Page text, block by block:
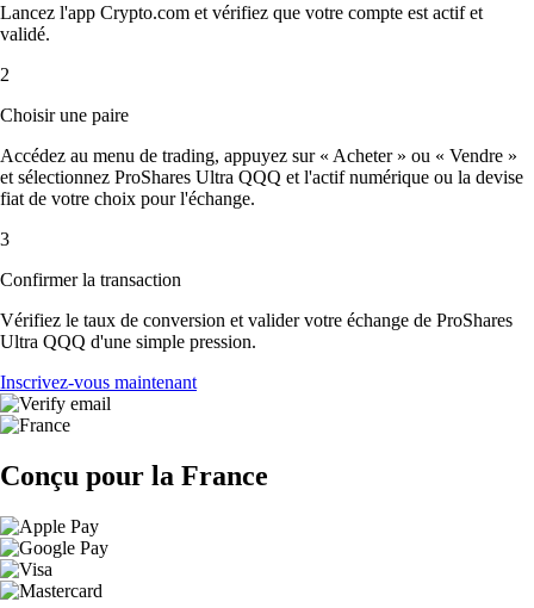
Lancez l'app Crypto.com et vérifiez que votre compte est actif et
validé.
2
Choisir une paire
Accédez au menu de trading, appuyez sur « Acheter » ou « Vendre »
et sélectionnez ProShares Ultra QQQ et l'actif numérique ou la devise
fiat de votre choix pour l'échange.
3
Confirmer la transaction
Vérifiez le taux de conversion et valider votre échange de ProShares
Ultra QQQ d'une simple pression.
Inscrivez-vous maintenant
Conçu pour la France